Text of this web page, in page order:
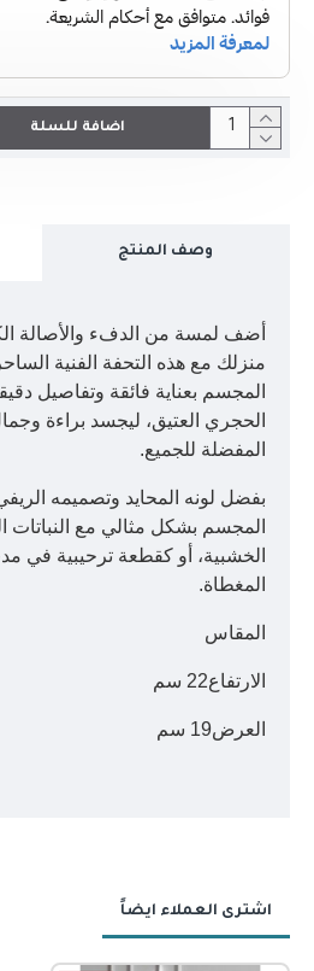
اضافة للسلة
وصف المنتج
أضف لمسة من الدفء والأصالة
منزلك مع هذه التحفة الفنية
المجسم بعناية فائقة وتفاصيل
الحجري العتيق، ليجسد براءة
المفضلة للجميع.
بفضل لونه المحايد وتصميمه
المجسم بشكل مثالي مع النباتات
الخشبية، أو كقطعة ترحيبية في
المغطاة.
المقاس
الارتفاع22 سم
العرض19 سم
اشترى العملاء ايضاً